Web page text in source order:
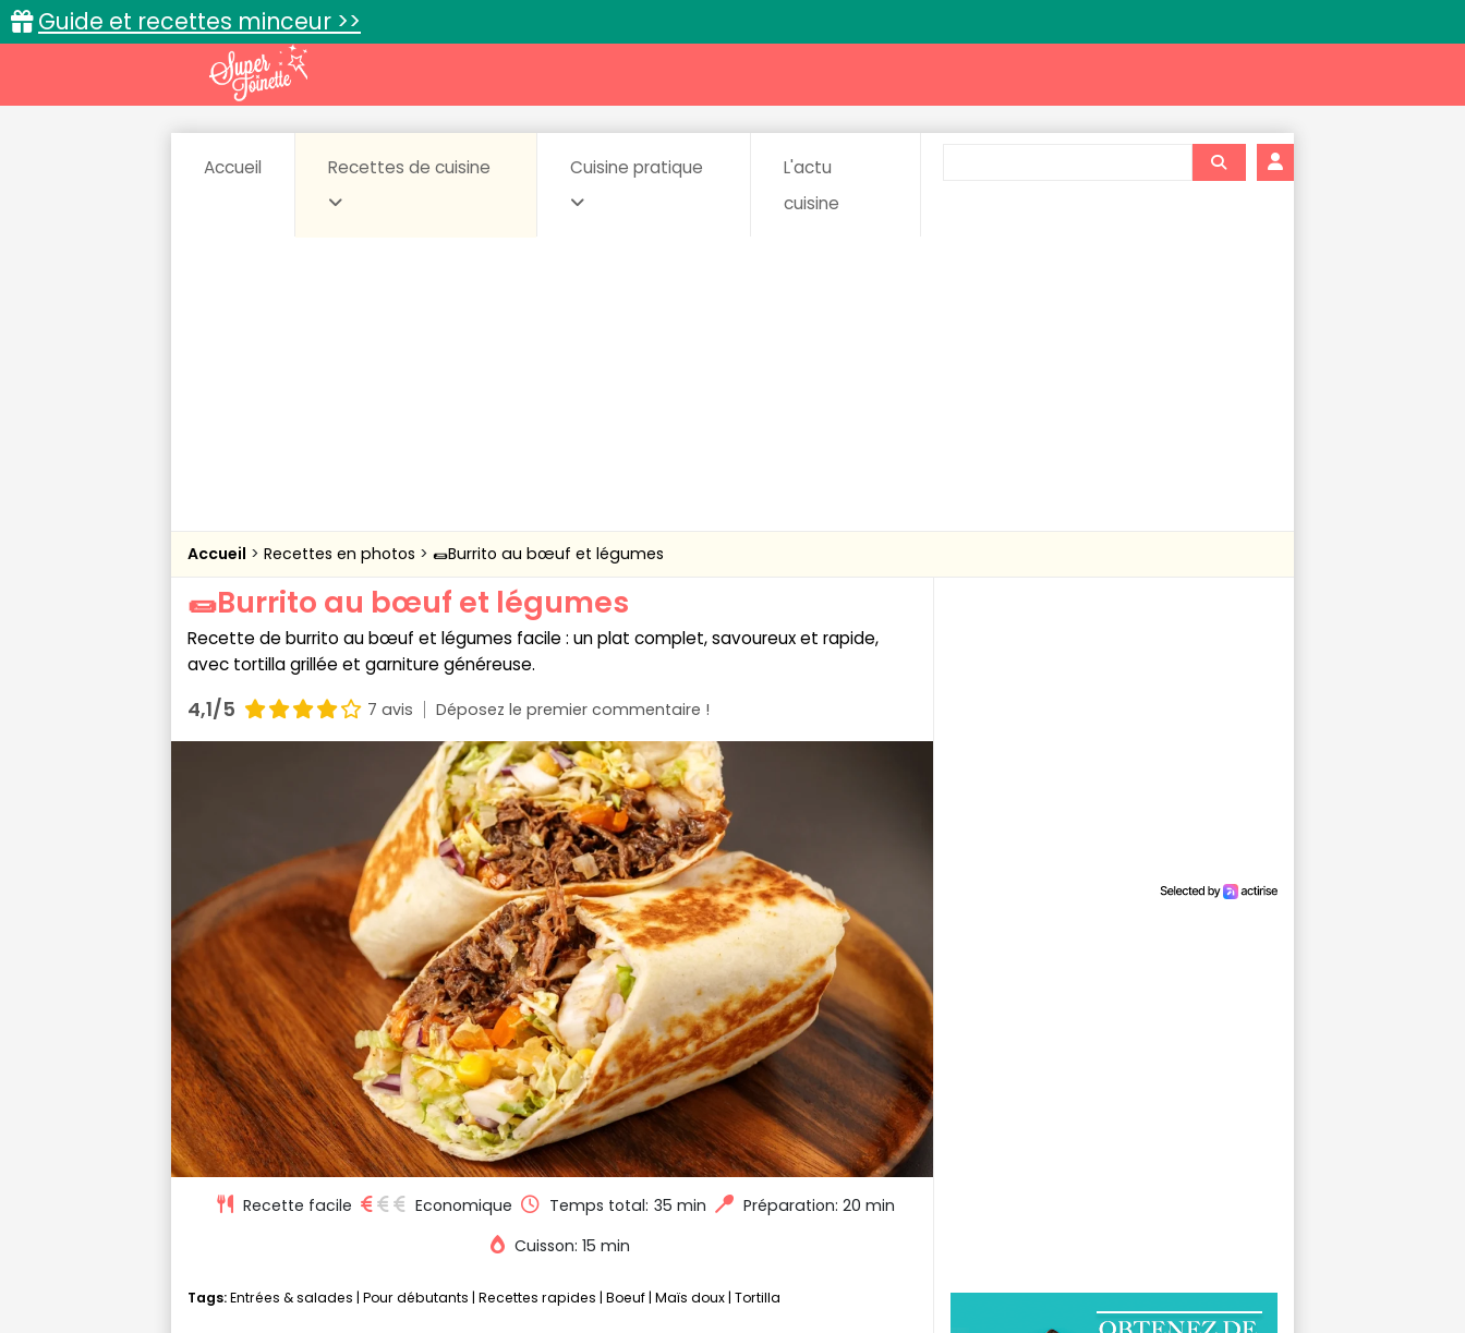
Guide et recettes minceur >>
Accueil Recettes de cuisine Cuisine pratique
L'actu
cuisine
Accueil Recettes en photos 🌯Burrito au bœuf et légumes
🌯Burrito au bœuf et légumes
Recette de burrito au bœuf et légumes facile : un plat complet, savoureux et rapide,
avec tortilla grillée et garniture généreuse.
4,1/5 7 avis Déposez le premier commentaire !
Recette facile Economique Temps total: 35 min
Préparation: 20 min
Cuisson: 15 min
Tags:Entrées & salades | Pour débutants | Recettes rapides | Boeuf | Maïs doux | Tortilla